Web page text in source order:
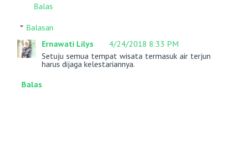
Balas
Balasan
Ernawati Lilys
4/24/2018 8:33 PM
Setuju semua tempat wisata termasuk air terjun
harus dijaga kelestariannya.
Balas